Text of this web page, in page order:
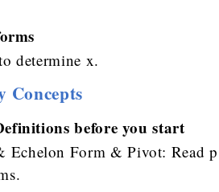
determine x.
Concepts
before you start
Echelon Form & Pivot: Read